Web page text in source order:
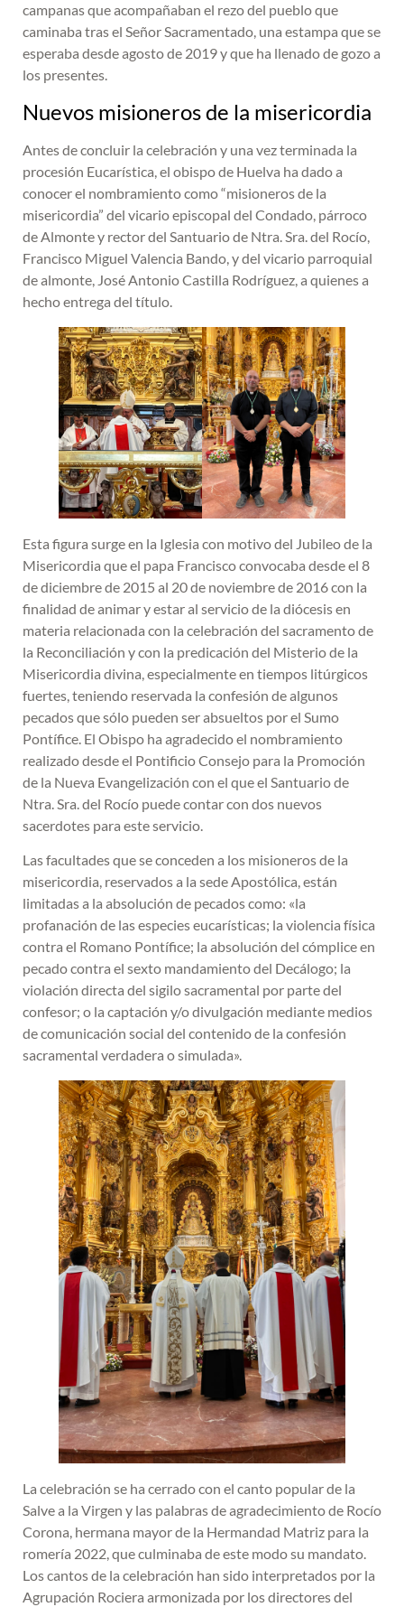
campanas que acompañaban el rezo del pueblo que
caminaba tras el Señor Sacramentado, una estampa que se
esperaba desde agosto de 2019 y que ha llenado de gozo a
los presentes.
Nuevos misioneros de la misericordia
Antes de concluir la celebración y una vez terminada la
procesión Eucarística, el obispo de Huelva ha dado a
conocer el nombramiento como “misioneros de la
misericordia” del vicario episcopal del Condado, párroco
de Almonte y rector del Santuario de Ntra. Sra. del Rocío,
Francisco Miguel Valencia Bando, y del vicario parroquial
de almonte, José Antonio Castilla Rodríguez, a quienes a
hecho entrega del título.
Esta figura surge en la Iglesia con motivo del Jubileo de la
Misericordia que el papa Francisco convocaba desde el 8
de diciembre de 2015 al 20 de noviembre de 2016 con la
finalidad de animar y estar al servicio de la diócesis en
materia relacionada con la celebración del sacramento de
la Reconciliación y con la predicación del Misterio de la
Misericordia divina, especialmente en tiempos litúrgicos
fuertes, teniendo reservada la confesión de algunos
pecados que sólo pueden ser absueltos por el Sumo
Pontífice. El Obispo ha agradecido el nombramiento
realizado desde el Pontificio Consejo para la Promoción
de la Nueva Evangelización con el que el Santuario de
Ntra. Sra. del Rocío puede contar con dos nuevos
sacerdotes para este servicio.
Las facultades que se conceden a los misioneros de la
misericordia, reservados a la sede Apostólica, están
limitadas a la absolución de pecados como: «la
profanación de las especies eucarísticas; la violencia física
contra el Romano Pontífice; la absolución del cómplice en
pecado contra el sexto mandamiento del Decálogo; la
violación directa del sigilo sacramental por parte del
confesor; o la captación y/o divulgación mediante medios
de comunicación social del contenido de la confesión
sacramental verdadera o simulada».
La celebración se ha cerrado con el canto popular de la
Salve a la Virgen y las palabras de agradecimiento de Rocío
Corona, hermana mayor de la Hermandad Matriz para la
romería 2022, que culminaba de este modo su mandato.
Los cantos de la celebración han sido interpretados por la
Agrupación Rociera armonizada por los directores del